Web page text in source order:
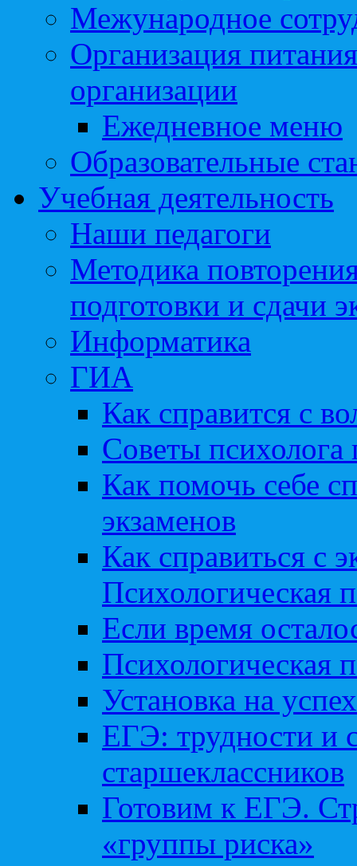
Межународное
Организация
организации
Ежедневное меню
Образовательные
Учебная деятельность
Наши педагоги
Методика
подготовки и сдачи
Информатика
ГИА
Как справится с
Советы
Как помочь себе
экзаменов
Как справиться с
Психологическая
Если время
Психологическая
Установка на успех
ЕГЭ: трудности и
старшеклассников
Готовим к ЕГЭ.
«группы риска»